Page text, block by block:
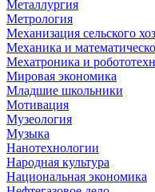
Металлургия
Метрология
Механизация сельского
Механика и
Мехатроника и
Мировая экономика
Младшие школьники
Мотивация
Музеология
Музыка
Нанотехнологии
Народная культура
Национальная экономика